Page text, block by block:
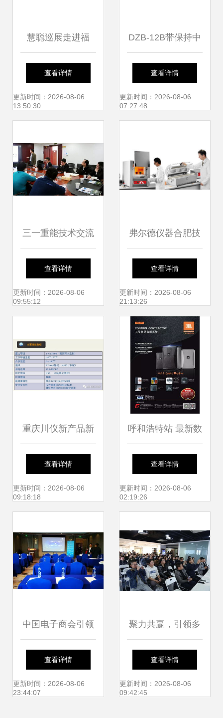
慧聪巡展走进福
州，新技术新产品
交流引爆市场热潮
查看详情
更新时间：2026-08-06
13:50:30
DZB-12B带保持中
间继电器 产品图
片、主要用途与技
科技）
查看详情
更新时间：2026-08-06
07:27:48
三一重能技术交流
第二站 走进中南
院，共话新能源未
查看详情
更新时间：2026-08-06
09:55:12
弗尔德仪器合肥技
术交流会圆满成功
深度交流，共创未
来
查看详情
更新时间：2026-08-06
21:13:26
重庆川仪新产品新
技术交流会圆满落
幕，开启技术转让
查看详情
更新时间：2026-08-06
09:18:18
呼和浩特站 最新数
字化产品技术交流
盛会，诚邀您的莅
查看详情
更新时间：2026-08-06
02:19:26
中国电子商会引领
技术交流，赋能数
字经济与数据中心
查看详情
更新时间：2026-08-06
23:44:07
聚力共赢，引领多
媒体发展新风向
——2019多媒体产
查看详情
更新时间：2026-08-06
09:42:45